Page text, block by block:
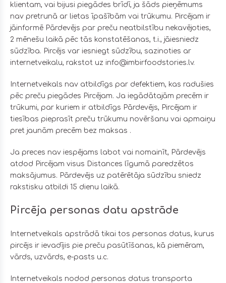
klientam, vai bijusi piegādes brīdī, ja šāds pieņēmums
nav pretrunā ar lietas īpašībām vai trūkumu. Pircējam ir
jāinformē Pārdevējs par preču neatbilstību nekavējoties,
2 mēnešu laikā pēc tās konstatēšanas, t.i., jāiesniedz
sūdzība. Pircējs var iesniegt sūdzību, sazinoties ar
internetveikalu, rakstot uz info@imbirfoodstories.lv.
Internetveikals nav atbildīgs par defektiem, kas radušies
pēc preču piegādes Pircējam. Ja iegādātajām precēm ir
trūkumi, par kuriem ir atbildīgs Pārdevējs, Pircējam ir
tiesības pieprasīt preču trūkumu novēršanu vai apmaiņu
pret jaunām precēm bez maksas .
Ja preces nav iespējams labot vai nomainīt, Pārdevējs
atdod Pircējam visus Distances līgumā paredzētos
maksājumus. Pārdevējs uz patērētāja sūdzību sniedz
rakstisku atbildi 15 dienu laikā.
Pircēja personas datu apstrāde
Internetveikals apstrādā tikai tos personas datus, kurus
pircējs ir ievadījis pie preču pasūtīšanas, kā piemēram,
vārds, uzvārds, e-pasts u.c.
Internetveikals nodod personas datus transporta